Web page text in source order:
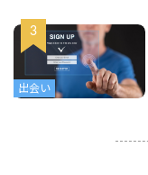
出会い